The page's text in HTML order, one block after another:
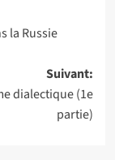
la Russie
Suivant:
dialectique (1e
partie)